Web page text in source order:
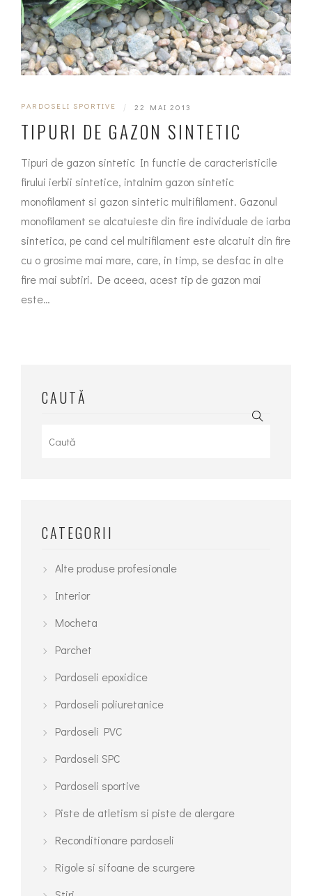
PARDOSELI SPORTIVE | 22 MAI 2013
TIPURI DE GAZON SINTETIC
Tipuri de gazon sintetic In functie de caracteristicile
firului ierbii sintetice, intalnim gazon sintetic
monofilament si gazon sintetic multifilament. Gazonul
monofilament se alcatuieste din fire individuale de iarba
sintetica, pe cand cel multifilament este alcatuit din fire
cu o grosime mai mare, care, in timp, se desfac in alte
fire mai subtiri. De aceea, acest tip de gazon mai
este…
CAUTĂ
CATEGORII
Alte produse profesionale
Interior
Mocheta
Parchet
Pardoseli epoxidice
Pardoseli poliuretanice
Pardoseli PVC
Pardoseli SPC
Pardoseli sportive
Piste de atletism si piste de alergare
Reconditionare pardoseli
Rigole si sifoane de scurgere